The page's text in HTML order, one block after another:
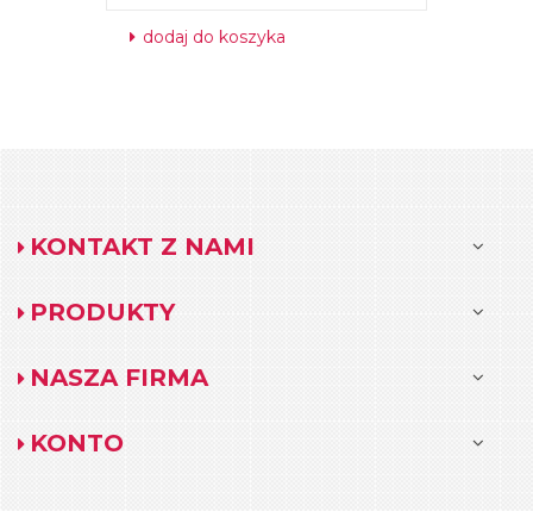
dodaj do koszyka
KONTAKT Z NAMI
PRODUKTY
NASZA FIRMA
KONTO